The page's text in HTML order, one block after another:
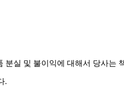
실 및 불이익에 대해서 당사는
.